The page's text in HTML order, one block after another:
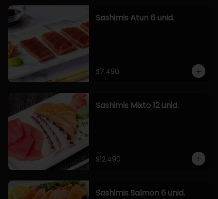
Sashimis Atun 6 unid.
$7.490
Sashimis Mixto 12 unid.
$12.490
Sashimis Salmon 6 unid.